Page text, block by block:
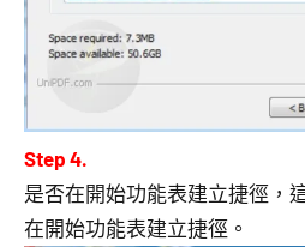
Step 4.
是否在開始功能表建立捷徑，
在開始功能表建立捷徑。